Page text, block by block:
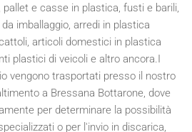
e casse in plastica, fusti e barili,
imballaggio, arredi in plastica
articoli domestici in plastica
plastici di veicoli e altro ancora.I
vengono trasportati presso il nostro
a Bressana Bottarone, dove
per determinare la possibilità
o per l'invio in discarica,